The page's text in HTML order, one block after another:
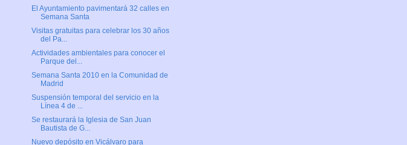
El Ayuntamiento pavimentará 32 calles en
Semana Santa
Visitas gratuitas para celebrar los 30 años
del Pa...
Actividades ambientales para conocer el
Parque del...
Semana Santa 2010 en la Comunidad de
Madrid
Suspensión temporal del servicio en la
Línea 4 de ...
Se restaurará la Iglesia de San Juan
Bautista de G...
Nuevo depósito en Vicálvaro para